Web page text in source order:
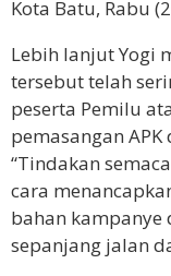
Kota Batu, Rabu
Lebih lanjut Yogi
tersebut telah
peserta Pemilu
pemasangan
“Tindakan
cara
bahan kampanye
sepanjang jalan